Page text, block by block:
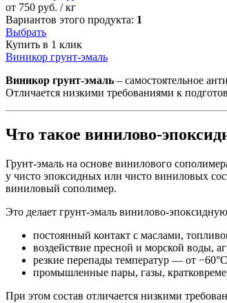
от 750 руб. / кг
Вариантов этого продукта: 1
Выбрать
Купить в 1 клик
Виникор грунт-эмаль
Виникор грунт-эмаль – самостоятельное
Отличается низкими требованиями к
Что такое винилово-
Грунт-эмаль на основе винилового
у чисто эпоксидных или чисто виниловых
виниловый сополимер.
Это делает грунт-эмаль винилово-
постоянный контакт с маслами,
воздействие пресной и морской воды,
резкие перепады температур — от
промышленные пары, газы,
При этом состав отличается низкими